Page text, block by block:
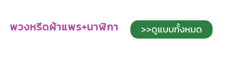
พวงหรีดผ้าแพร+นาฬิกา >>ดูแบบทั้งหมด